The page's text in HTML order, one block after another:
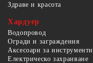
Здраве и красота
Хардуер
Водопровод
Огради и заграждения
Аксесоари за инструменти
Електрическо захранване